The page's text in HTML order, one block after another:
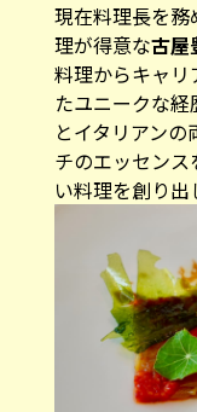
現在料理長を
理が得意な古屋
料理からキャリ
たユニークな
とイタリアン
チのエッセン
い料理を創り出